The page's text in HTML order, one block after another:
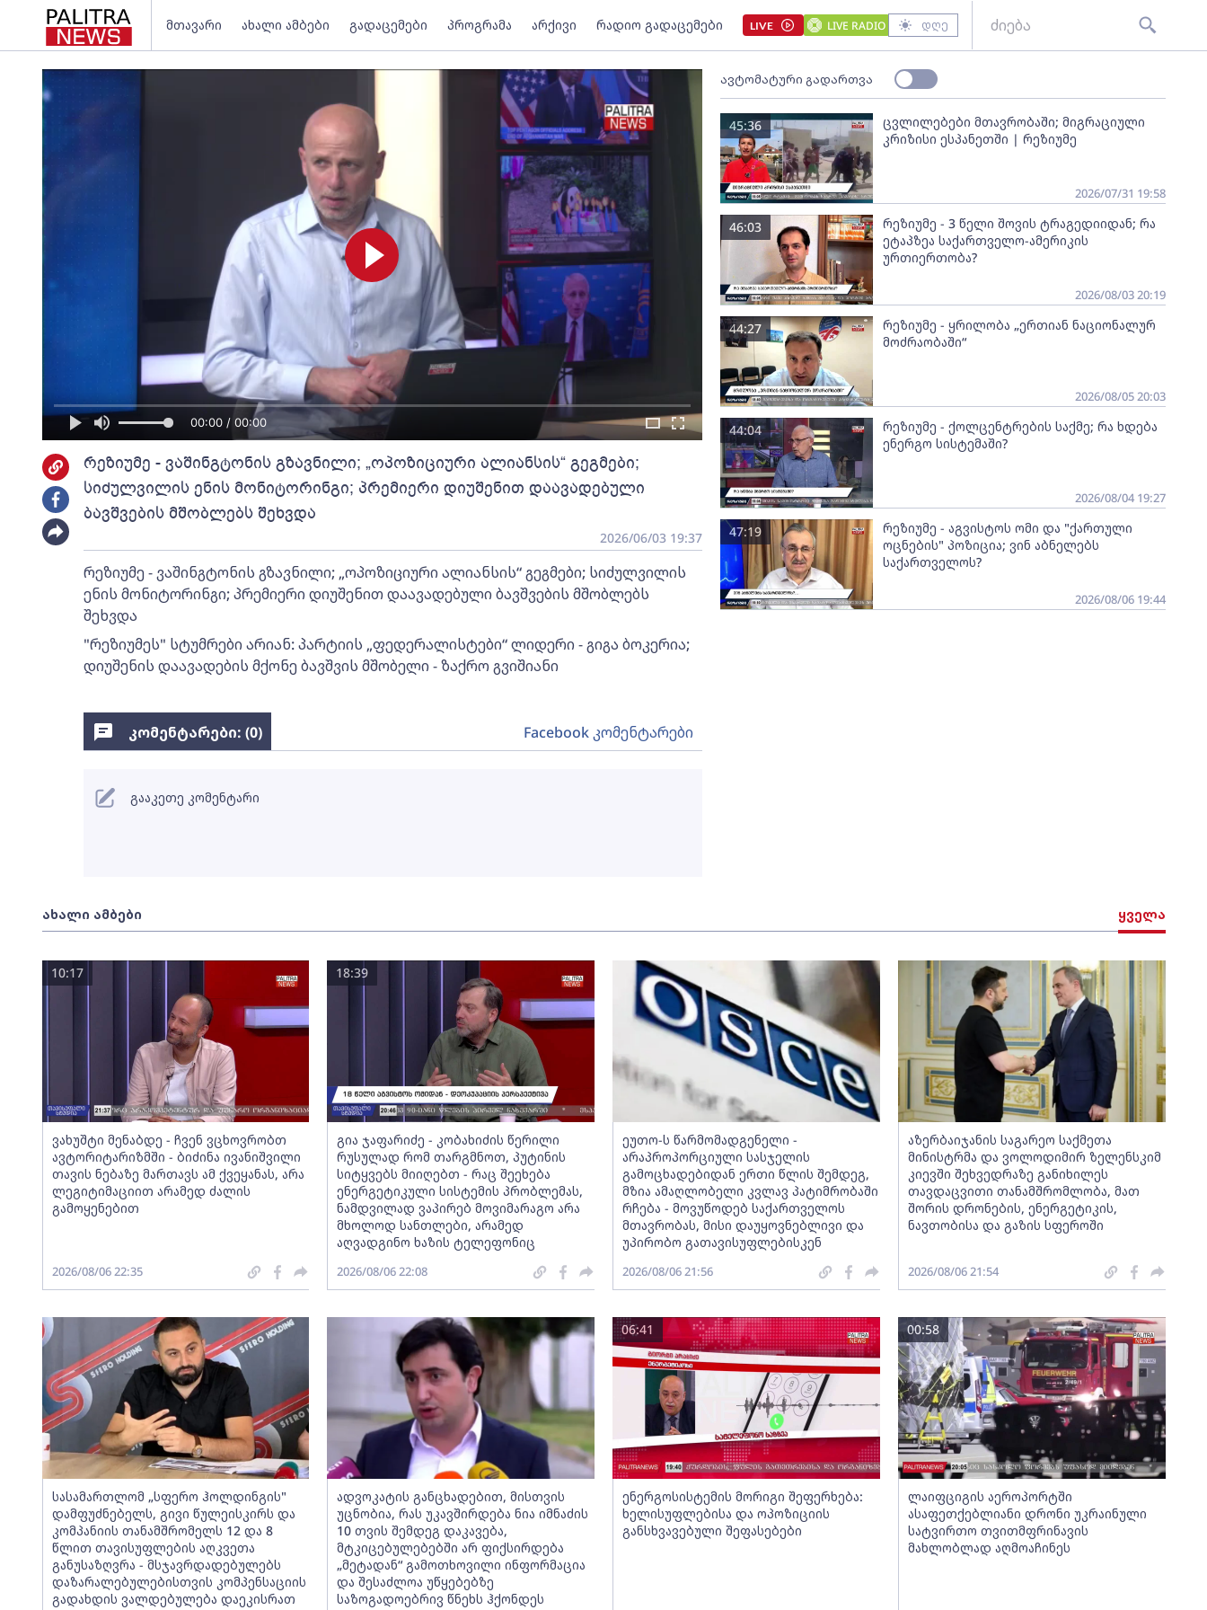
მთავარი ახალი ამბები გადაცემები პროგრამა არქივი რადიო გადაცემები LIVE LIVE RADIO დღე
00:00 / 00:00
რეზიუმე - ვაშინგტონის გზავნილი; „ოპოზიციური ალიანსის“ გეგმები;
სიძულვილის ენის მონიტორინგი; პრემიერი დიუშენით დაავადებული
ბავშვების მშობლებს შეხვდა
2026/06/03 19:37
რეზიუმე - ვაშინგტონის გზავნილი; „ოპოზიციური ალიანსის“ გეგმები; სიძულვილის
ენის მონიტორინგი; პრემიერი დიუშენით დაავადებული ბავშვების მშობლებს
შეხვდა
"რეზიუმეს" სტუმრები არიან: პარტიის „ფედერალისტები“ ლიდერი - გიგა ბოკერია;
დიუშენის დაავადების მქონე ბავშვის მშობელი - ზაქრო გვიშიანი
ავტომატური გადართვა
ცვლილებები მთავრობაში; მიგრაციული
კრიზისი ესპანეთში | რეზიუმე
45:36
2026/07/31 19:58
რეზიუმე - 3 წელი შოვის ტრაგედიიდან; რა
ეტაპზეა საქართველო-ამერიკის
ურთიერთობა?
46:03
2026/08/03 20:19
რეზიუმე - ყრილობა „ერთიან ნაციონალურ
მოძრაობაში“
44:27
2026/08/05 20:03
რეზიუმე - ქოლცენტრების საქმე; რა ხდება
ენერგო სისტემაში?
44:04
2026/08/04 19:27
რეზიუმე - აგვისტოს ომი და "ქართული
ოცნების" პოზიცია; ვინ აბნელებს
საქართველოს?
47:19
2026/08/06 19:44
ახალი ამბები ყველა
ვახუშტი მენაბდე - ჩვენ ვცხოვრობთ
ავტორიტარიზმში - ბიძინა ივანიშვილი
თავის ნებაზე მართავს ამ ქვეყანას, არა
ლეგიტიმაციით არამედ ძალის
გამოყენებით
10:17
2026/08/06 22:35
გია ჯაფარიძე - კობახიძის წერილი
რუსულად რომ თარგმნოთ, პუტინის
სიტყვებს მიიღებთ - რაც შეეხება
ენერგეტიკული სისტემის პრობლემას,
ნამდვილად ვაპირებ მოვიმარაგო არა
მხოლოდ სანთლები, არამედ
აღვადგინო ხაზის ტელეფონიც
18:39
2026/08/06 22:08
ეუთო-ს წარმომადგენელი -
არაპროპორციული სასჯელის
გამოცხადებიდან ერთი წლის შემდეგ,
მზია ამაღლობელი კვლავ პატიმრობაში
რჩება - მოვუწოდებ საქართველოს
მთავრობას, მისი დაუყოვნებლივი და
უპირობო გათავისუფლებისკენ
2026/08/06 21:56
აზერბაიჯანის საგარეო საქმეთა
მინისტრმა და ვოლოდიმირ ზელენსკიმ
კიევში შეხვედრაზე განიხილეს
თავდაცვითი თანამშრომლობა, მათ
შორის დრონების, ენერგეტიკის,
ნავთობისა და გაზის სფეროში
2026/08/06 21:54
სასამართლომ „სფერო ჰოლდინგის"
დამფუძნებელს, გივი წულეისკირს და
კომპანიის თანამშრომელს 12 და 8
წლით თავისუფლების აღკვეთა
განუსაზღვრა - მსჯავრდადებულებს
დაზარალებულებისთვის კომპენსაციის
გადახდის ვალდებულება დაეკისრათ
ადვოკატის განცხადებით, მისთვის
უცნობია, რას უკავშირდება ნია იმნაძის
10 თვის შემდეგ დაკავება,
მტკიცებულებებში არ ფიქსირდება
„მეტადან“ გამოთხოვილი ინფორმაცია
და შესაძლოა უწყებებზე
საზოგადოებრივ წნეხს ჰქონდეს
ენერგოსისტემის მორიგი შეფერხება:
ხელისუფლებისა და ოპოზიციის
განსხვავებული შეფასებები
06:41
ლაიფციგის აეროპორტში
ასაფეთქებლიანი დრონი უკრაინული
სატვირთო თვითმფრინავის
მახლობლად აღმოაჩინეს
00:58
კომენტარები: (0) Facebook კომენტარები
გააკეთე კომენტარი